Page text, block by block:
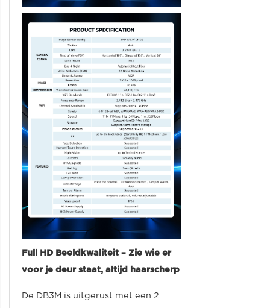
Full HD Beeldkwaliteit – Zie wie er
voor je deur staat, altijd haarscherp
De DB3M is uitgerust met een 2